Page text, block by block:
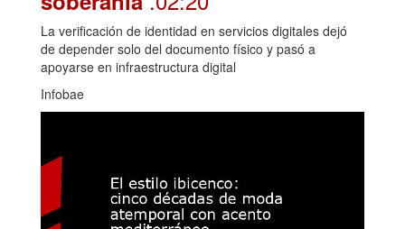
La verificación de identidad en servicios digitales dejó
de depender solo del documento físico y pasó a
apoyarse en infraestructura digital
Infobae